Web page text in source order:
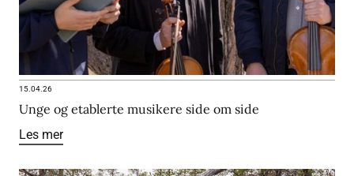
15.04.26
Unge og etablerte musikere side om side
Les mer